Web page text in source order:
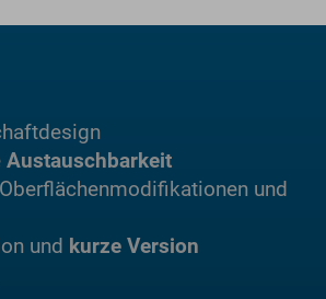
Austauschbarkeit
Oberflächenmodifikationen und
und kurze Version